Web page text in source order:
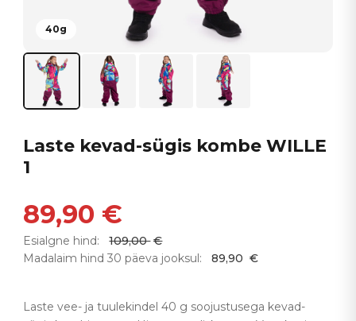
40g
Laste kevad-sügis kombe WILLE
1
89,90 €
Esialgne hind: 109,00 €
Madalaim hind 30 päeva jooksul:
89,90 €
Laste vee- ja tuulekindel 40 g soojustusega kevad-